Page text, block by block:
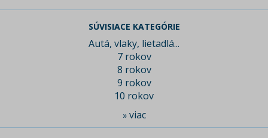
SÚVISIACE KATEGÓRIE
Autá, vlaky, lietadlá...
7 rokov
8 rokov
9 rokov
10 rokov
» viac